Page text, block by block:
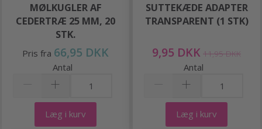
MØLKUGLER AF
CEDERTRÆ 25 MM, 20
STK.
Pris fra 66,95 DKK
Antal
Læg i kurv
SUTTEKÆDE ADAPTER
TRANSPARENT (1 STK)
9,95 DKK 11,95 DKK
Antal
Læg i kurv